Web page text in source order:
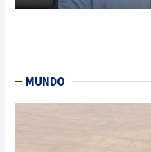
MUNDO